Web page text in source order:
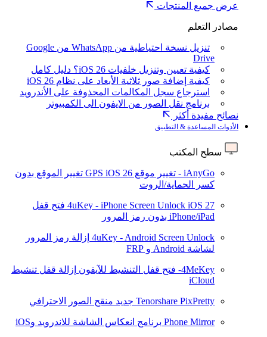
عرض جميع المنتجات
مصادر التعلم
تنزيل نسخة احتياطية من WhatsApp من Google
Drive
كيفية تعيين وتنزيل خلفيات iOS 26؟ دليل كامل
كيفية إضافة صور ثلاثية الأبعاد على نظام iOS 26
استرجاع سجل المكالمات المحذوفة على الأندرويد
برنامج نقل الصور من الايفون الى الكمبيوتر
نصائح مفيدة أكثر
الأدوات المساعدة & التطبيق
سطح المكتب
iAnyGo - تغيير موقع GPS iOS 26
تغيير الموقع بدون
كسر الحماية/الروت
4uKey - iPhone Screen Unlock iOS 27
فتح قفل
iPhone/iPad بدون رمز المرور
4uKey - Android Screen Unlock إزالة رمز المرور
لشاشة Android و FRP
4MeKey- فتح قفل التنشيط للآيفون
إزالة قفل تنشيط
iCloud
Tenorshare PixPretty جديد منقح الصور الاحترافي
Phone Mirror برنامج انعكاس الشاشة للاندرويد وiOS